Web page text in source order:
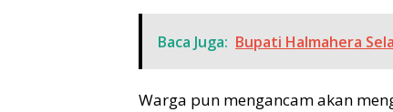
Baca Juga: Bupati Halmahera
Warga pun mengancam akan